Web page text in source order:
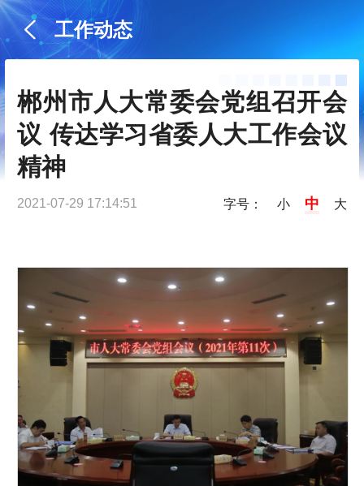
工作动态
郴州市人大常委会党组召开会
议 传达学习省委人大工作会议
精神
2021-07-29 17:14:51 字号： 小 中 大